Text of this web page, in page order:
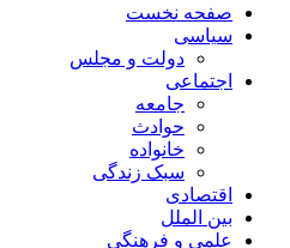
صفحه نخست
سیاسی
دولت و مجلس
اجتماعی
جامعه
حوادث
خانواده
سبک زندگی
اقتصادی
بین الملل
علمی و فرهنگی